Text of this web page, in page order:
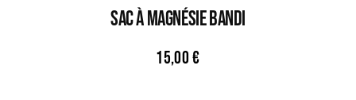
Sac À Magnésie BANDI
15,00€